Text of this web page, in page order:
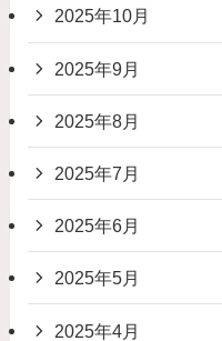
2025年10月
2025年9月
2025年8月
2025年7月
2025年6月
2025年5月
2025年4月